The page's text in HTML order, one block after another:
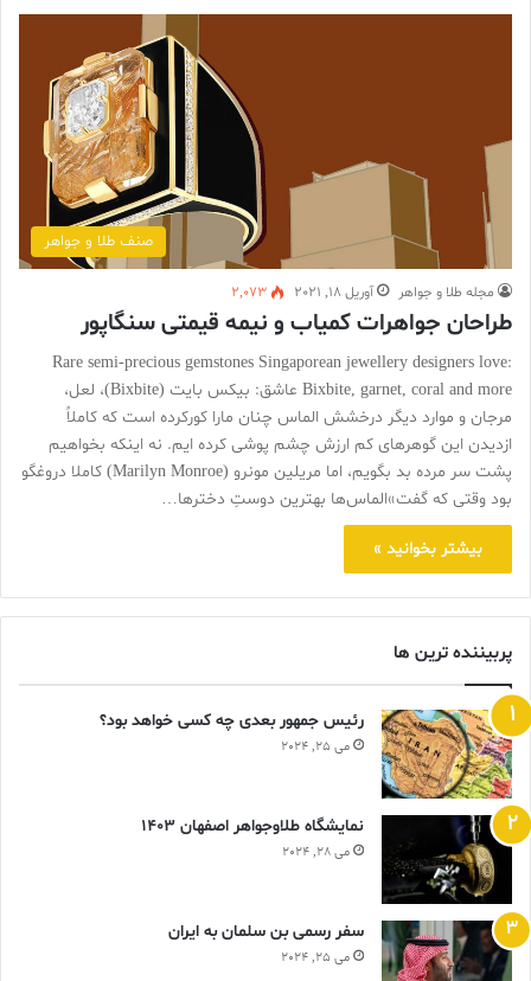
صنف طلا و جواهر
مجله طلا و جواهر آوریل 18, 2021 2,073
طراحان جواهرات کمیاب و نیمه قیمتی سنگاپور
Rare semi-precious gemstones Singaporean jewellery designers love:
Bixbite, garnet, coral and more عاشق: بیکس بایت (Bixbite)، لعل،
مرجان و موارد دیگر درخشش الماس چنان مارا کورکرده است که کاملاً
ازدیدن این گوهرهای کم ارزش چشم پوشی کرده ایم. نه اینکه بخواهیم
پشت سر مرده بد بگویم، اما مریلین مونرو (Marilyn Monroe) کاملا دروغگو
بود وقتی که گفت»الماس‌ها بهترین دوستِ دخترها…
بیشتر بخوانید »
پربیننده ترین ها
رئیس جمهور بعدی چه کسی خواهد بود؟
می 25, 2024
نمایشگاه طلاوجواهر اصفهان 1403
می 28, 2024
سفر رسمی بن سلمان به ایران
می 25, 2024